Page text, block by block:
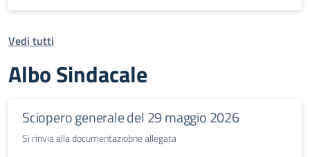
Vedi tutti
Albo Sindacale
Sciopero generale del 29 maggio 2026
Si rinvia alla documentaziobne allegata